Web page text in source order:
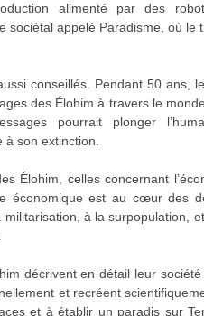
alimenté par des
sociétal appelé Paradisme, où le
conseillés. Pendant 50 ans,
des Élohim à travers le
pourrait plonger
son extinction.
Élohim, celles concernant
économique est au cœur des
à la surpopulation,
décrivent en détail leur
et recréent
et à établir un paradis sur